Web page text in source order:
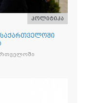
პოლიტიკა
საქართველოში